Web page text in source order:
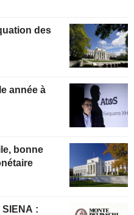
des
bonne
SIENA :